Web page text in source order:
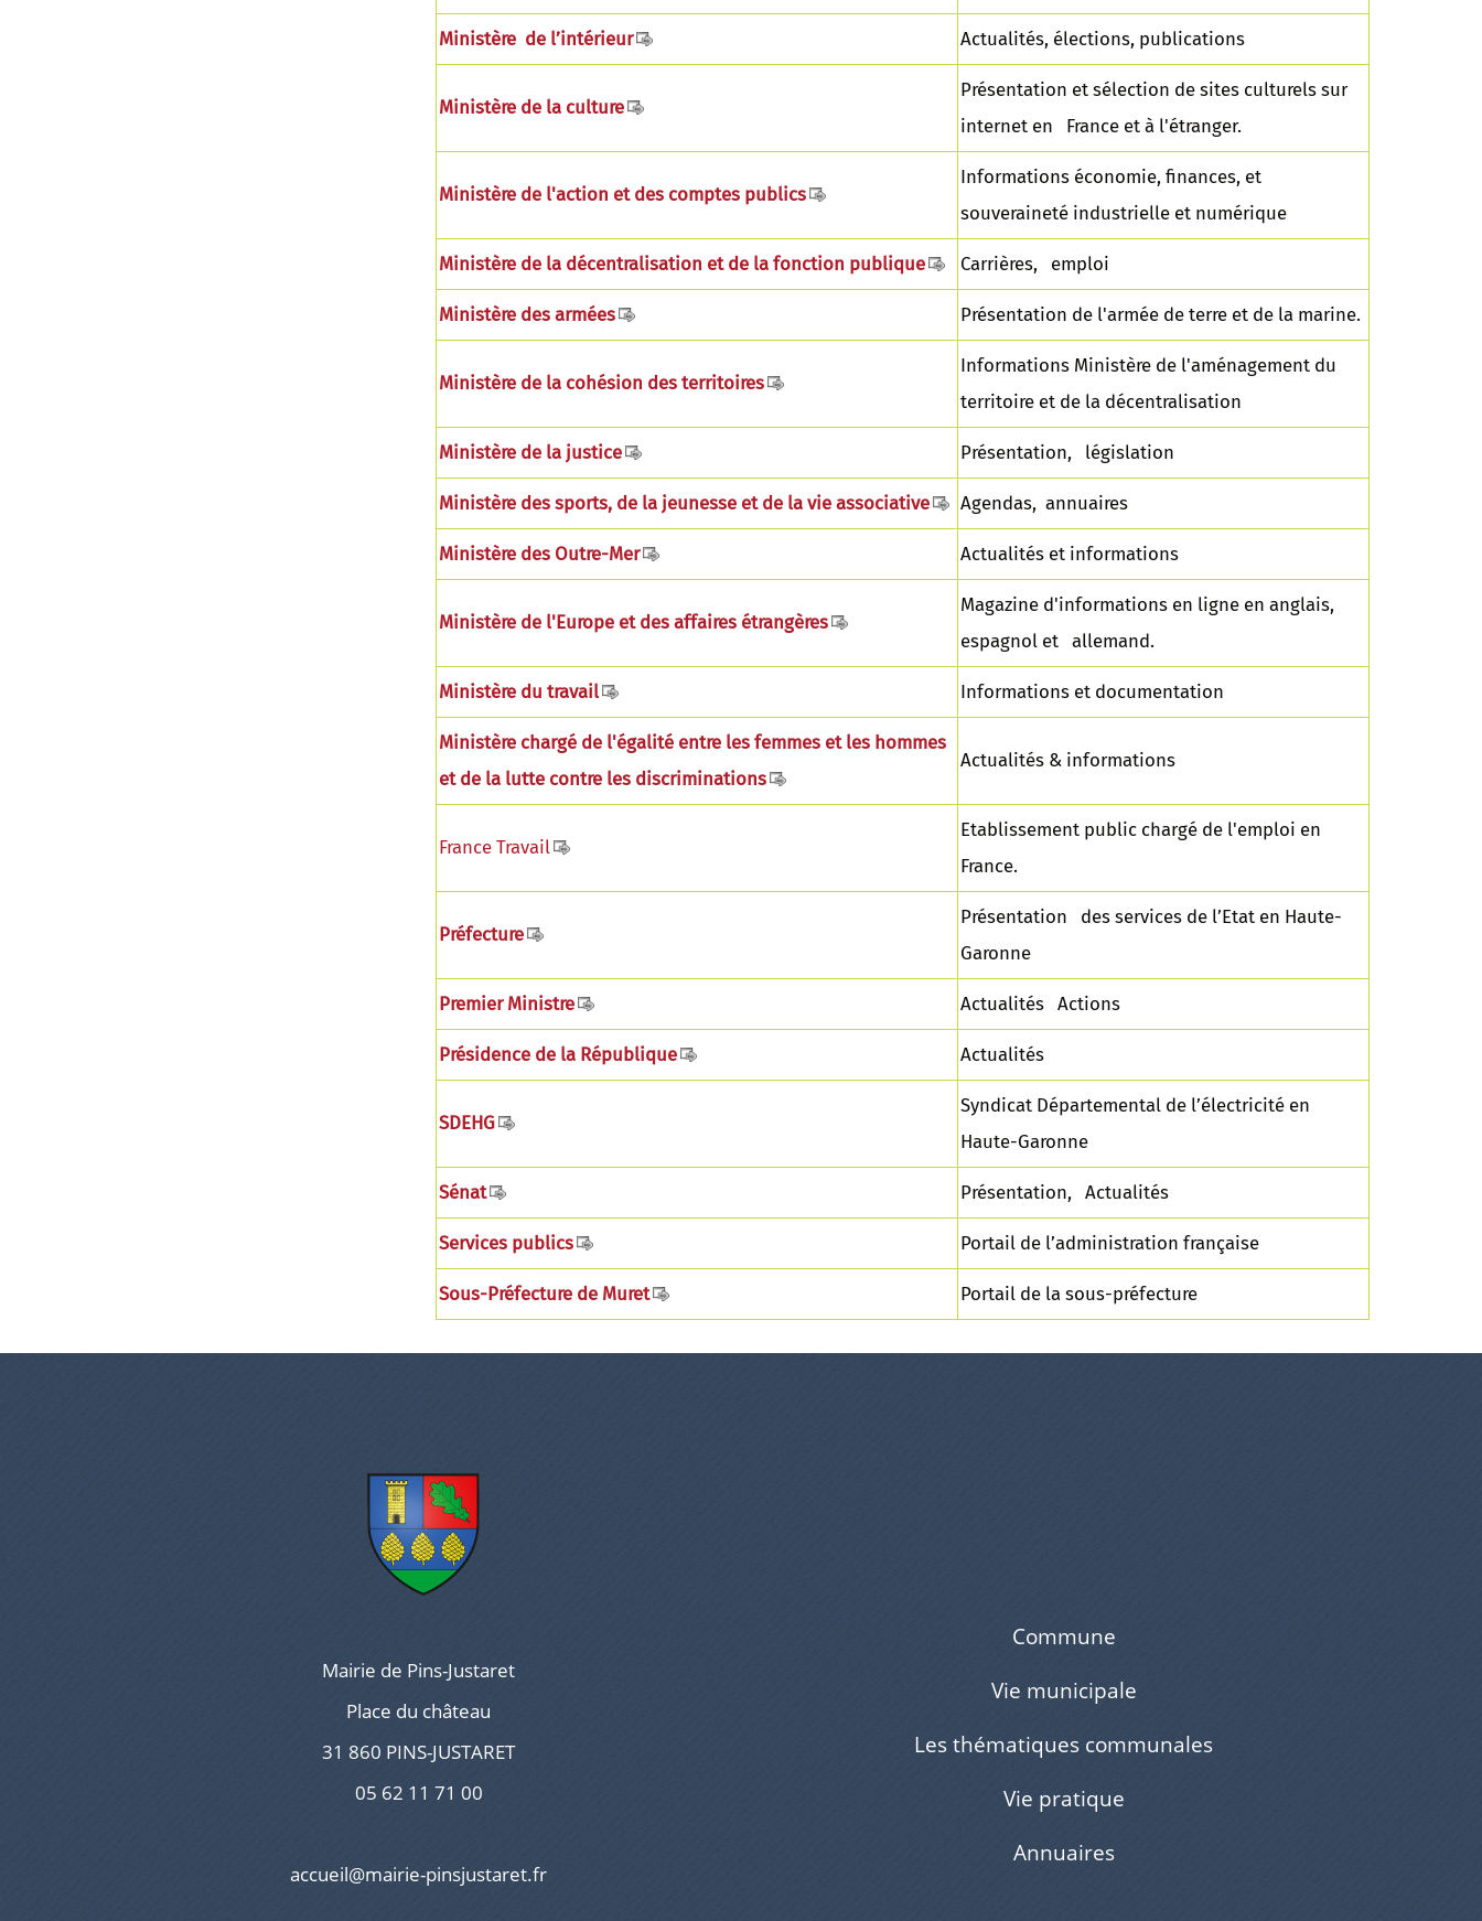
Ministère de l’intérieur Actualités, élections, publications
Ministère de la culture
Présentation et sélection de sites culturels sur
internet en France et à l'étranger.
Ministère de l'action et des comptes publics
Informations économie, finances, et
souveraineté industrielle et numérique
Ministère de la décentralisation et de la fonction publique Carrières, emploi
Ministère des armées Présentation de l'armée de terre et de la marine.
Ministère de la cohésion des territoires
Informations Ministère de l'aménagement du
territoire et de la décentralisation
Ministère de la justice Présentation, législation
Ministère des sports, de la jeunesse et de la vie associative Agendas, annuaires
Ministère des Outre-Mer Actualités et informations
Ministère de l'Europe et des affaires étrangères
Magazine d'informations en ligne en anglais,
espagnol et allemand.
Ministère du travail Informations et documentation
Ministère chargé de l'égalité entre les femmes et les hommes
et de la lutte contre les discriminations
Actualités & informations
France Travail
Etablissement public chargé de l'emploi en
France.
Préfecture
Présentation des services de l’Etat en Haute-
Garonne
Premier Ministre Actualités Actions
Présidence de la République Actualités
SDEHG
Syndicat Départemental de l’électricité en
Haute-Garonne
Sénat Présentation, Actualités
Services publics Portail de l’administration française
Sous-Préfecture de Muret Portail de la sous-préfecture
Mairie de Pins-Justaret
Place du château
31 860 PINS-JUSTARET
05 62 11 71 00
accueil@mairie-pinsjustaret.fr
Commune
Vie municipale
Les thématiques communales
Vie pratique
Annuaires